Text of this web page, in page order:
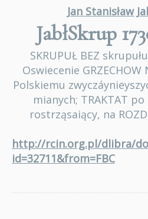
Jan Stanisław
JabłSkrup
SKRUPUŁ BEZ
Oswiecenie
Polskiemu
mianych; TRAKTAT po
rostrząsaiący, na
http://rcin.org.pl/dlibra/
id=32711&from=FBC